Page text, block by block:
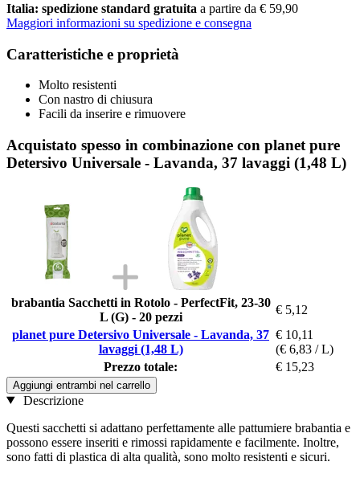
Italia: spedizione standard gratuita a partire da € 59,90
Maggiori informazioni su spedizione e consegna
Caratteristiche e proprietà
Molto resistenti
Con nastro di chiusura
Facili da inserire e rimuovere
Acquistato spesso in combinazione con planet pure
Detersivo Universale - Lavanda, 37 lavaggi (1,48 L)
brabantia Sacchetti in Rotolo - PerfectFit, 23-30
L (G) - 20 pezzi
€ 5,12
planet pure Detersivo Universale - Lavanda, 37
lavaggi (1,48 L)
€ 10,11
(€ 6,83 / L)
Prezzo totale:
€ 15,23
Aggiungi entrambi nel carrello
Descrizione
Questi sacchetti si adattano perfettamente alle pattumiere brabantia e
possono essere inseriti e rimossi rapidamente e facilmente. Inoltre,
sono fatti di plastica di alta qualità, sono molto resistenti e sicuri.